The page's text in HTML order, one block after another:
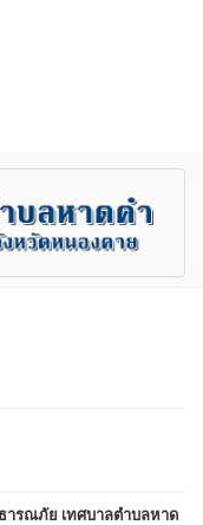
รณภัย เทศบาลตำบลหาด